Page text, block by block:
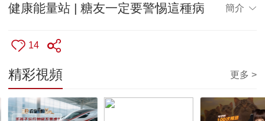
健康能量站 | 糖友一定要警惕這種病 簡介
14
精彩視頻 更多 >